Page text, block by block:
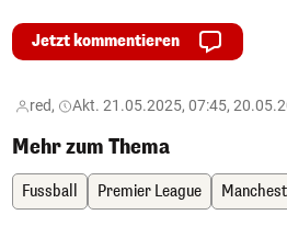
Jetzt kommentieren
red, Akt. 21.05.2025, 07:45,
Mehr zum Thema
Fussball Premier League